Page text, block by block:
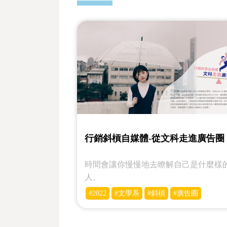
行銷斜槓自媒體-從文科走進廣告圈
時間會讓你慢慢地去瞭解自己是什麼樣
人。
#2022 #文學系 #斜槓 #廣告圈